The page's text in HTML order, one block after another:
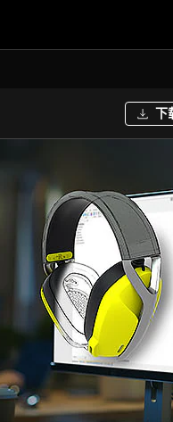
下